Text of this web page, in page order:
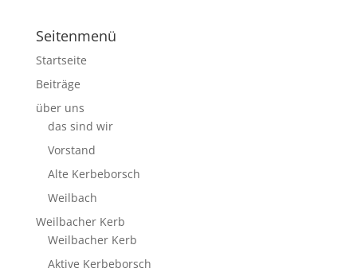
Seitenmenü
Startseite
Beiträge
über uns
das sind wir
Vorstand
Alte Kerbeborsch
Weilbach
Weilbacher Kerb
Weilbacher Kerb
Aktive Kerbeborsch